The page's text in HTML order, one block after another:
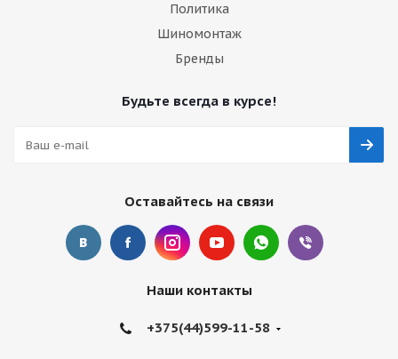
Политика
Шиномонтаж
Бренды
Будьте всегда в курсе!
Оставайтесь на связи
Наши контакты
+375(44)599-11-58